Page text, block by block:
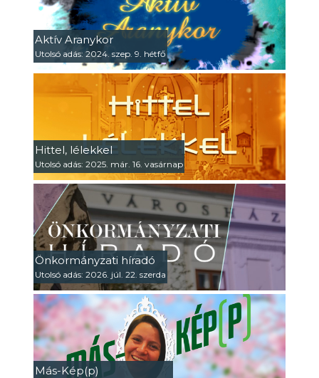
Aktív Aranykor
Utolsó adás: 2024. szep. 9. hétfő
Hittel, lélekkel
Utolsó adás: 2025. már. 16. vasárnap
Önkormányzati híradó
Utolsó adás: 2026. júl. 22. szerda
Más-Kép(p)